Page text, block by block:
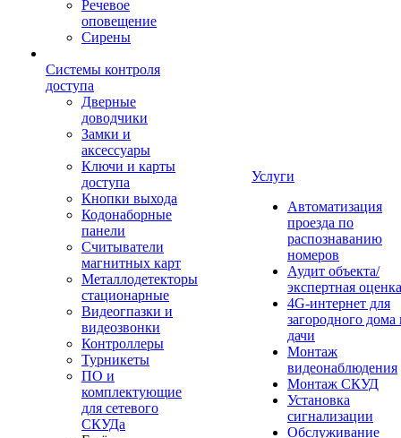
Речевое
оповещение
Сирены
Системы контроля
доступа
Дверные
доводчики
Замки и
аксессуары
Ключи и карты
доступа
Кнопки выхода
Кодонаборные
панели
Считыватели
магнитных карт
Металлодетекторы
стационарные
Видеогпазки и
видеозвонки
Контроллеры
Турникеты
ПО и
комплектующие
для сетевого
СКУДа
Услуги
Автоматизация
проезда по
распознаванию
номеров
Аудит объекта/
экспертная оценка
4G-интернет для
загородного дома
дачи
Монтаж
видеонаблюдения
Монтаж СКУД
Установка
сигнализации
Обслуживание